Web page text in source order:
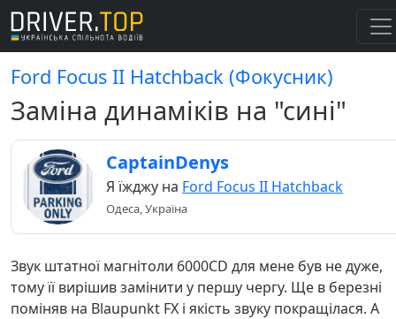
Ford Focus II Hatchback (Фокусник)
Заміна динаміків на "сині"
CaptainDenys
Я їжджу на Ford Focus II Hatchback
Одеса, Україна
Звук штатної магнітоли 6000CD для мене був не дуже,
тому її вирішив замінити у першу чергу. Ще в березні
поміняв на Blaupunkt FX і якість звуку покращілася. А